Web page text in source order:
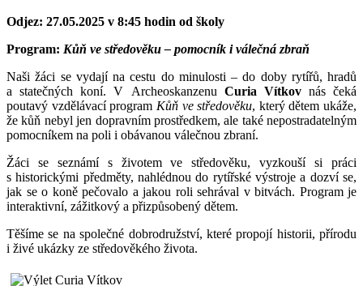
Odjez: 27.05.2025 v 8:45 hodin od školy
Program: Kůň ve středověku – pomocník i válečná zbraň
Naši žáci se vydají na cestu do minulosti – do doby rytířů, hradů
a statečných koní. V Archeoskanzenu Curia Vítkovnás čeká
poutavý vzdělávací program Kůň ve středověku, který dětem ukáže,
že kůň nebyl jen dopravním prostředkem, ale také nepostradatelným
pomocníkem na poli i obávanou válečnou zbraní.
Žáci se seznámí s životem ve středověku, vyzkouší si práci
s historickými předměty, nahlédnou do rytířské výstroje a dozví se,
jak se o koně pečovalo a jakou roli sehrával v bitvách. Program je
interaktivní, zážitkový a přizpůsobený dětem.
Těšíme se na společné dobrodružství, které propojí historii, přírodu
i živé ukázky ze středověkého života.